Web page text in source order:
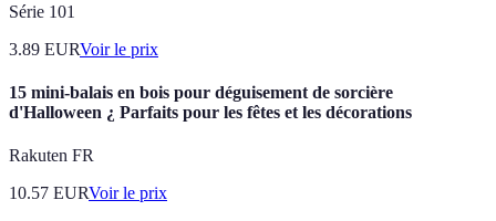
Série 101
3.89 EURVoir le prix
15 mini-balais en bois pour déguisement de sorcière
d'Halloween ¿ Parfaits pour les fêtes et les décorations
Rakuten FR
10.57 EURVoir le prix